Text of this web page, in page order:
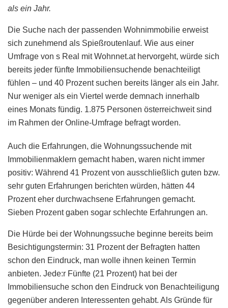
als ein Jahr.
Die Suche nach der passenden Wohnimmobilie erweist
sich zunehmend als Spießroutenlauf. Wie aus einer
Umfrage von s Real mit Wohnnet.at hervorgeht, würde sich
bereits jeder fünfte Immobiliensuchende benachteiligt
fühlen – und 40 Prozent suchen bereits länger als ein Jahr.
Nur weniger als ein Viertel werde demnach innerhalb
eines Monats fündig. 1.875 Personen österreichweit sind
im Rahmen der Online-Umfrage befragt worden.
Auch die Erfahrungen, die Wohnungssuchende mit
Immobilienmaklern gemacht haben, waren nicht immer
positiv: Während 41 Prozent von ausschließlich guten bzw.
sehr guten Erfahrungen berichten würden, hätten 44
Prozent eher durchwachsene Erfahrungen gemacht.
Sieben Prozent gaben sogar schlechte Erfahrungen an.
Die Hürde bei der Wohnungssuche beginne bereits beim
Besichtigungstermin: 31 Prozent der Befragten hatten
schon den Eindruck, man wolle ihnen keinen Termin
anbieten. Jede:r Fünfte (21 Prozent) hat bei der
Immobiliensuche schon den Eindruck von Benachteiligung
gegenüber anderen Interessenten gehabt. Als Gründe für